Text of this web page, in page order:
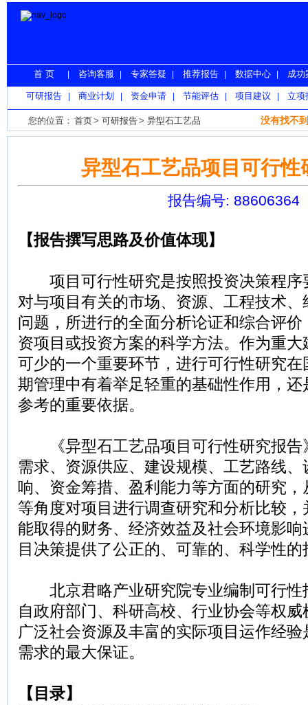
首 页 咨询客服 专家答疑 推荐报告 数据中心 成功
可研报告 商业计划 资金申请 节能评估 项目建议 立项
您的位置： 首页> 可研报告> 异型石工艺品 没有找不
异型石工艺品项目可行性
报告编号: 88606364
【报告撰写思路及价值体现】
项目可行性研究是按照投资决策程序
对与项目有关的市场、资源、工程技术
问题，所进行的全面分析论证和综合评
资项目或投资方案的科学方法。作为重
可少的一个重要环节，进行可行性研究
期管理中有着举足轻重的基础性作用，
参考的重要依据。
《异型石工艺品项目可行性研究报告
需求、资源供应、建设规模、工艺路线
响、资金筹措、盈利能力等方面的研究
等角度对项目进行调查研究和分析比较
能取得的财务、经济效益及社会环境影
目决策提供了公正的、可靠的、科学性
北京君略产业研究院专业编制可行性
自政府部门、科研高校、行业协会等权
广泛社会资源及丰富的实际项目运作经
需求的最大保证。
【目录】